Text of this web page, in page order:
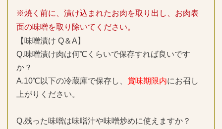
※焼く前に、漬け込まれたお肉を取り出し、お肉表
面の味噌を取り除いてください。
【味噌漬け Q＆A】
Q.味噌漬け肉は何℃くらいで保存すれば良いです
か？
A.10℃以下の冷蔵庫で保存し、 賞味期限内にお召し
上がりください。
Q.残った味噌は味噌汁や味噌炒めに使えますか？